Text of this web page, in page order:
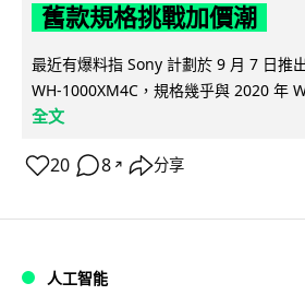
舊款規格挑戰加價潮
最近有爆料指 Sony 計劃於 9 月 7 日推
WH-1000XM4C，規格幾乎與 2020 年
全文
20 8 ↗ 分享
人工智能